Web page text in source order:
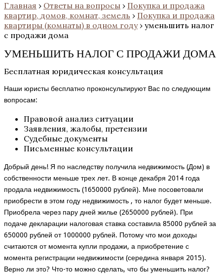
Главная › Ответы на вопросы › Покупка и продажа
квартир, домов, комнат, земель › Покупка и продажа
квартиры (комнаты) в одном году› уменьшить налог
с продажи дома
УМЕНЬШИТЬ НАЛОГ С ПРОДАЖИ ДОМА
Бесплатная юридическая консультация
Наши юристы бесплатно проконсультируют Вас по следующим
вопросам:
Правовой анализ ситуации
Заявления, жалобы, претензии
Судебные документы
Письменные консультации
Добрый день! Я по наследству получила недвижимость (Дом) в
собственности меньше трех лет. В конце декабря 2014 года
продала недвижимость (1650000 рублей). Мне посоветовали
приобрести в этом году недвижимость , то налог будет меньше.
Приобрела через пару дней жилье (2650000 рублей). При
подаче декларации налоговая ставка составила 85000 рублей за
650000 рублей от 1000000 рублей. Потому что мои доходы
считаются от момента купли продажи, а приобретение с
момента регистрации недвижимости (середина января 2015).
Верно ли это? Что-то можно сделать, что бы уменьшить налог?